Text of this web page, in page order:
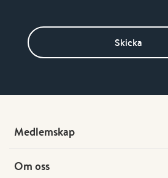
Skicka
Medlemskap
Om oss